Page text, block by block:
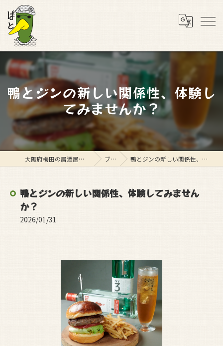
鴨とジンの新しい関係性、体験し
てみませんか？
大阪府梅田の居酒屋ならスタンド ぱと ブログ 鴨とジンの新しい関係性、体験してみませんか？
鴨とジンの新しい関係性、体験してみません
か？
2026/01/31